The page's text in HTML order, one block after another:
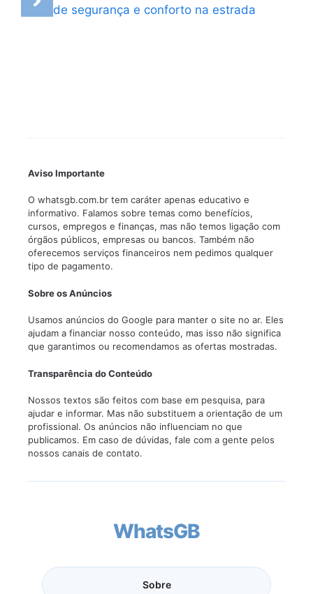
de segurança e conforto na estrada
Aviso Importante
O whatsgb.com.br tem caráter apenas educativo e
informativo. Falamos sobre temas como benefícios,
cursos, empregos e finanças, mas não temos ligação com
órgãos públicos, empresas ou bancos. Também não
oferecemos serviços financeiros nem pedimos qualquer
tipo de pagamento.
Sobre os Anúncios
Usamos anúncios do Google para manter o site no ar. Eles
ajudam a financiar nosso conteúdo, mas isso não significa
que garantimos ou recomendamos as ofertas mostradas.
Transparência do Conteúdo
Nossos textos são feitos com base em pesquisa, para
ajudar e informar. Mas não substituem a orientação de um
profissional. Os anúncios não influenciam no que
publicamos. Em caso de dúvidas, fale com a gente pelos
nossos canais de contato.
WhatsGB
Sobre